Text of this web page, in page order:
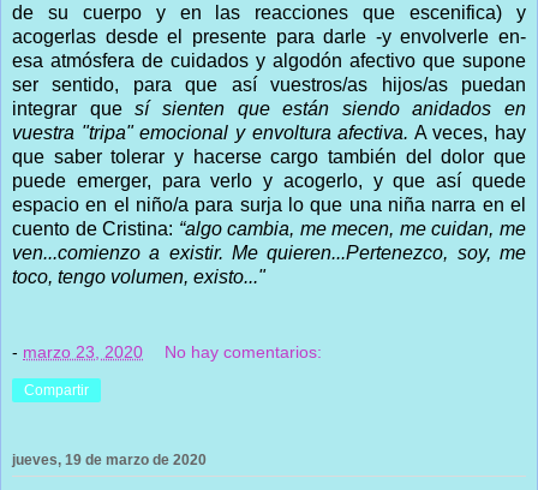
de su cuerpo y en las reacciones que escenifica) y
acogerlas desde el presente para darle -y envolverle en-
esa atmósfera de cuidados y algodón afectivo que supone
ser sentido, para que así vuestros/as hijos/as puedan
integrar quesí sienten que están siendo anidados en
vuestra "tripa" emocional y envoltura afectiva. A veces, hay
que saber tolerar y hacerse cargo también del dolor que
puede emerger, para verlo y acogerlo, y que así quede
espacio en el niño/a para surja lo que una niña narra en el
cuento de Cristina: “algo cambia, me mecen, me cuidan, me
ven...comienzo a existir. Me quieren...Pertenezco, soy, me
toco, tengo volumen, existo..."
- marzo 23, 2020 No hay comentarios:
Compartir
jueves, 19 de marzo de 2020